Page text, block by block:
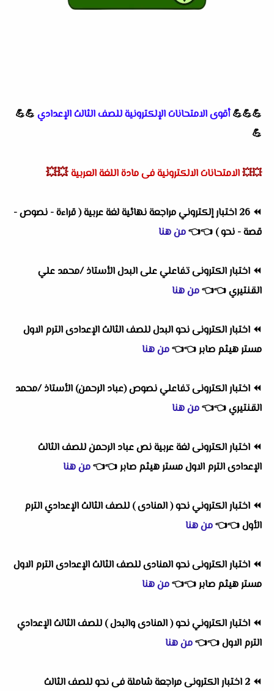
💪💪💪أقوى الامتحانات الإلكترونية للصف الثالث الإعدادي 💪💪
💪
💥💥الامتحانات الالكترونية فى مادة اللغة العربية 💥💥
⏪
26 اختبار إلكتروني مراجعة نهائية لغة عربية ( قراءة - نصوص -
قصة - نحو ) 👈
👈من هنا
⏪ اختبار الكترونى تفاعلي على البدل الأستاذ /محمد علي
القنتيري👈
👈من هنا
⏪ اختبار الكترونى نحو البدل للصف الثالث الإعدادى الترم الاول
مستر هيثم صابر👈
👈من هنا
⏪ اختبار الكترونى تفاعلي نصوص (عباد الرحمن) الأستاذ /محمد
القنتيري👈
👈من هنا
⏪ اختبار الكترونى لغة عربية نص عباد الرحمن للصف الثالث
الإعدادى الترم الاول مستر هيثم صابر👈
👈من هنا
⏪ اختبار الكتروني نحو ( المنادى ) للصف الثالث الإعدادي الترم
الأول👈
👈من هنا
⏪ اختبار الكترونى نحو المنادى للصف الثالث الإعدادى الترم الاول
مستر هيثم صابر👈
👈من هنا
⏪ اختبار الكتروني نحو ( المنادى والبدل ) للصف الثالث الإعدادي
الترم الاول👈
👈من هنا
⏪
2 اختبار الكترونى مراجعة شاملة فى نحو للصف الثالث